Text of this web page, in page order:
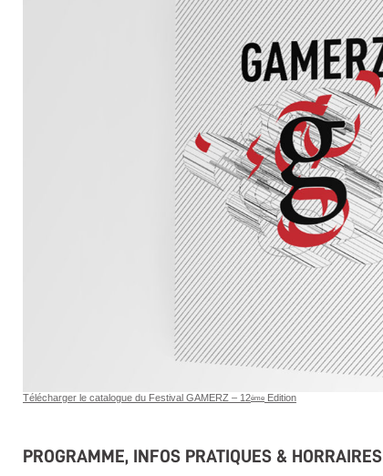
Télécharger le catalogue du Festival GAMERZ – 12ème Edition
PROGRAMME, INFOS PRATIQUES & HORRAIRES